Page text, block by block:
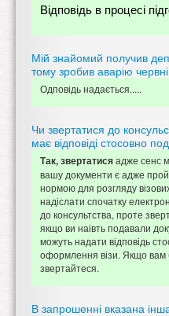
Відповідь в процесі
Мій знайомий получив
тому зробив аварію червні
Одповідь надається.....
Чи звертатися до
має відповіді стосовно
Так, звертатисяадже сенс
вашу документи є адже
нормою для розгляду
надіслати спочатку
до консультства, проте
якщо ви наівть подавали
можуть надати відповідь
оформлення візи. Якщо вам
звертайтеся.
В запрошенні вказана